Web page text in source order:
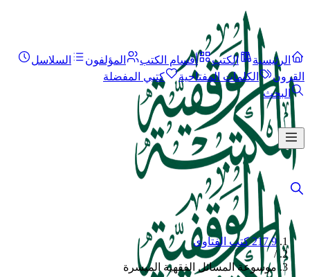
الرئيسية الكتب أقسام الكتب المؤلفون
السلاسل
القرون
الكلمات المفتاحية
كتبي المفضلة
البحث
217.9 كتب الفتاوى
/
موسوعة المسائل الفقهية الميسرة